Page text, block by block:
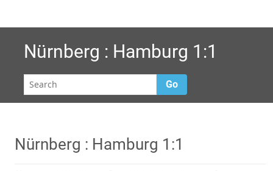
Nürnberg : Hamburg 1:1
Go
Nürnberg : Hamburg 1:1